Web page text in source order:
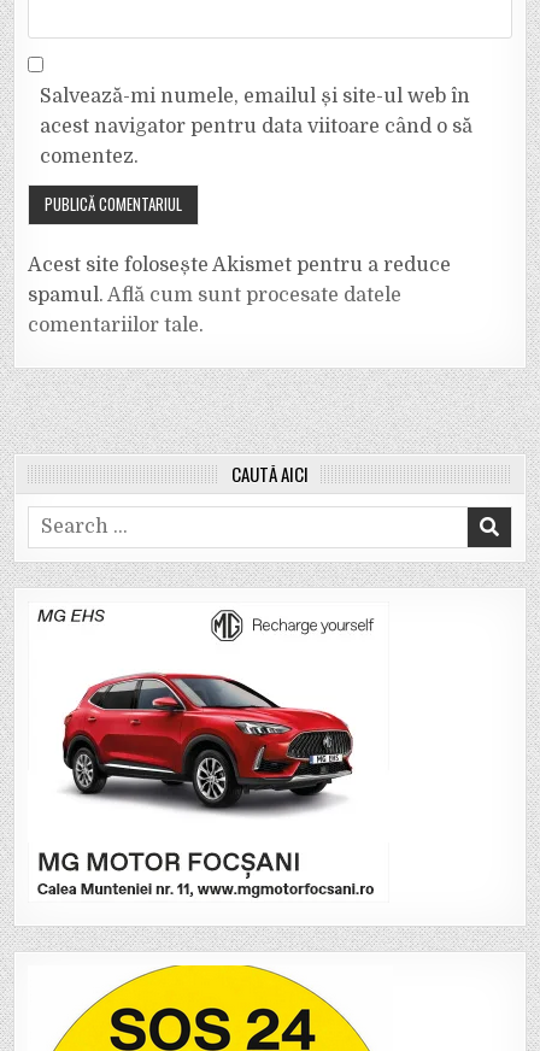
Salvează-mi numele, emailul și site-ul web în
acest navigator pentru data viitoare când o să
comentez.
Acest site folosește Akismet pentru a reduce
spamul.Află cum sunt procesate datele
comentariilor tale.
CAUTĂ AICI
Search
for: